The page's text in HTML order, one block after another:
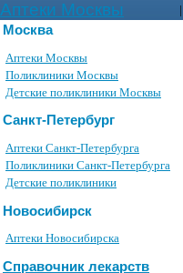
Аптеки Москвы |
Москва
Аптеки Москвы
Поликлиники Москвы
Детские поликлиники Москвы
Санкт-Петербург
Аптеки Санкт-Петербурга
Поликлиники Санкт-Петербурга
Детские поликлиники
Новосибирск
Аптеки Новосибирска
Справочник лекарств